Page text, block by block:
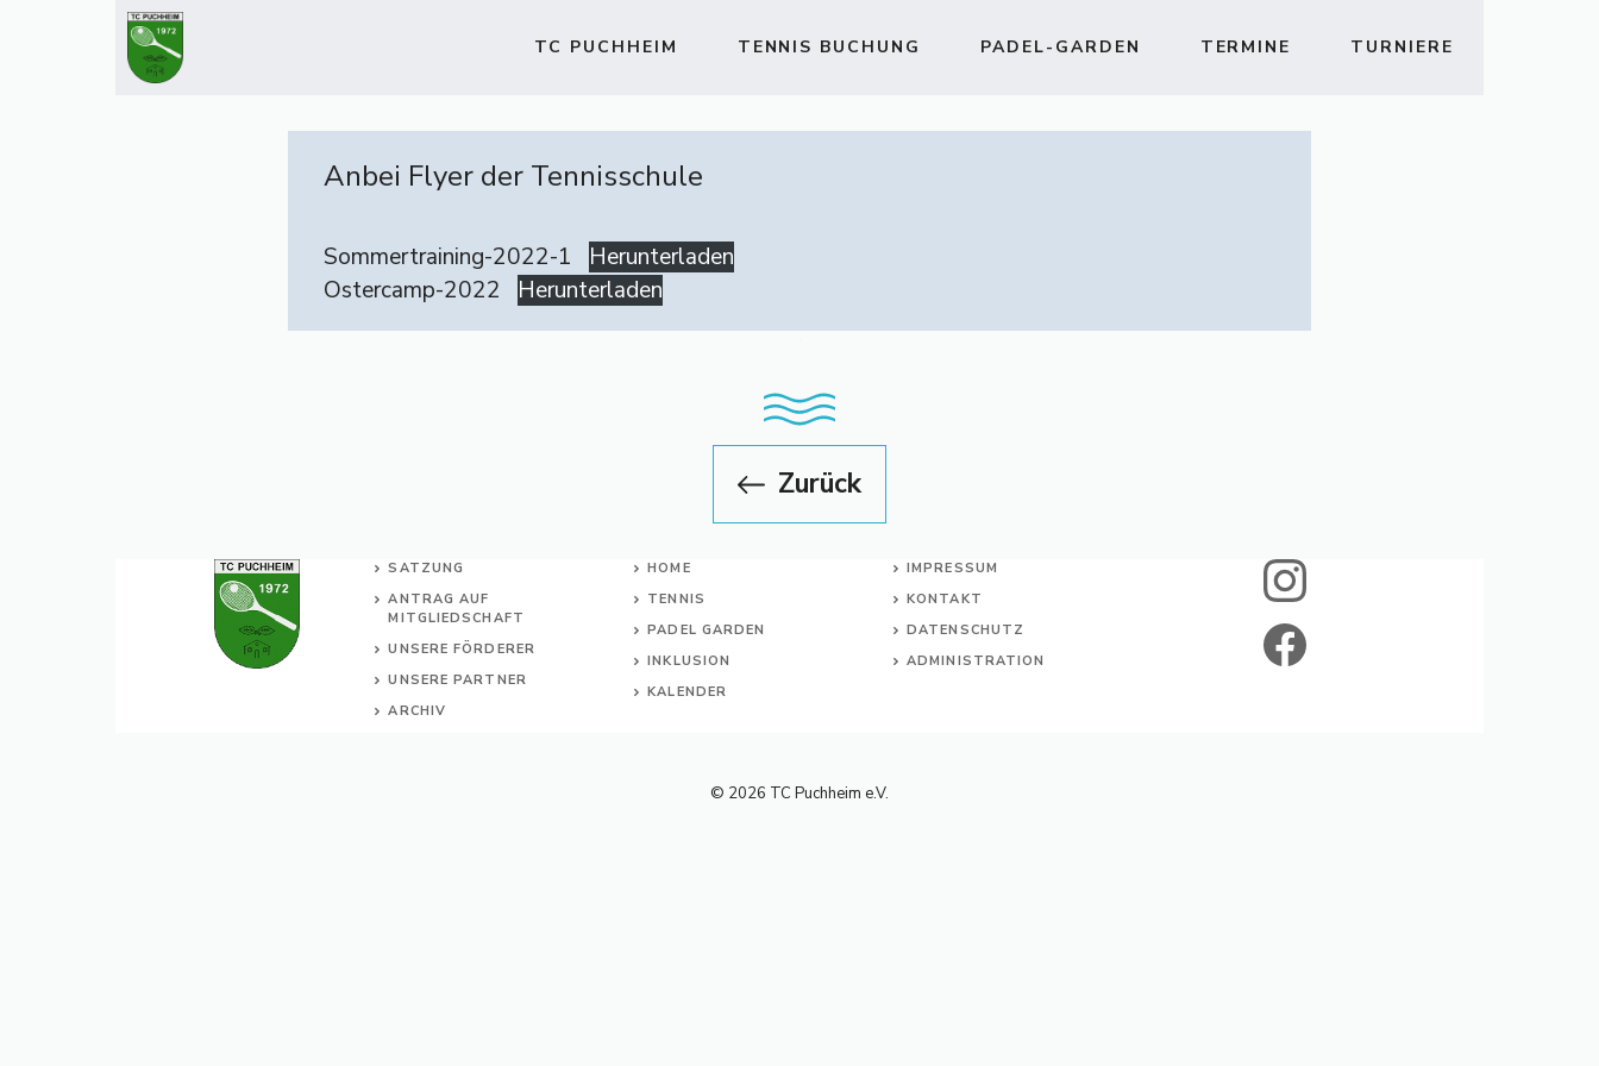
TC PUCHHEIM TENNIS BUCHUNG PADEL-GARDEN TERMINE TURNIERE
Anbei Flyer der Tennisschule
Sommertraining-2022-1
Herunterladen
Ostercamp-2022
Herunterladen
Zurück
SATZUNG
ANTRAG AUF
MITGLIEDSCHAFT
UNSERE FÖRDERER
UNSERE PARTNER
ARCHIV
HOME
TENNIS
PADEL GARDEN
INKLUSION
KALENDER
IMPRESSUM
KONTAKT
DATENSCHUTZ
ADMINISTRATION
© 2026 TC Puchheim e.V.